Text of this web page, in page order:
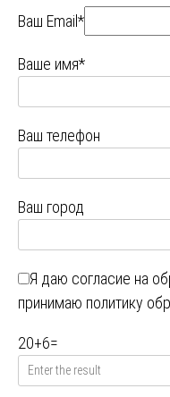
Ваш Email*
Ваше имя*
Ваш телефон
Ваш город
Я даю согласие на
принимаю политику
20+6=